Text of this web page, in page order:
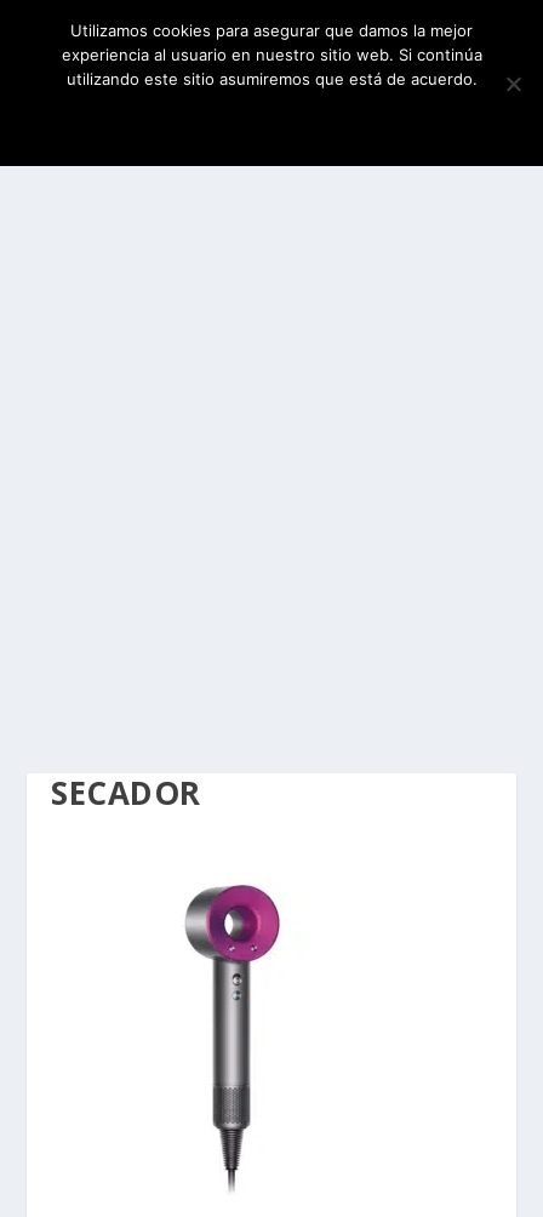
SECADOR
Utilizamos cookies para asegurar que damos la mejor
experiencia al usuario en nuestro sitio web. Si continúa
utilizando este sitio asumiremos que está de acuerdo.